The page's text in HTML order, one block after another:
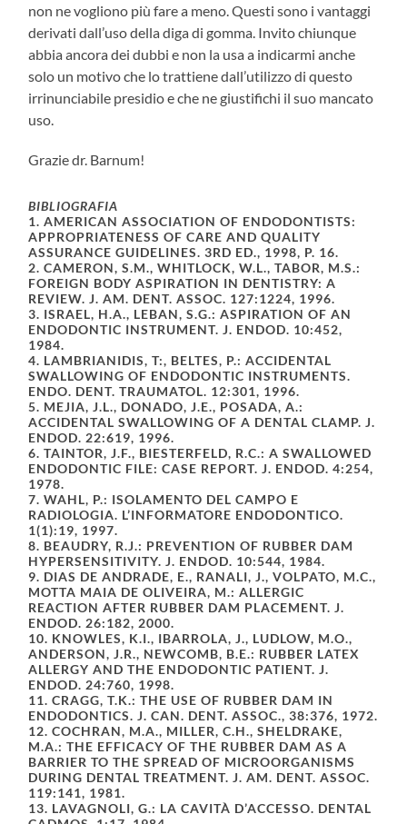
non ne vogliono più fare a meno. Questi sono i vantaggi
derivati dall’uso della diga di gomma. Invito chiunque
abbia ancora dei dubbi e non la usa a indicarmi anche
solo un motivo che lo trattiene dall’utilizzo di questo
irrinunciabile presidio e che ne giustifichi il suo mancato
uso.
Grazie dr. Barnum!
BIBLIOGRAFIA
1. AMERICAN ASSOCIATION OF ENDODONTISTS:
APPROPRIATENESS OF CARE AND QUALITY
ASSURANCE GUIDELINES. 3RD ED., 1998, P. 16.
2. CAMERON, S.M., WHITLOCK, W.L., TABOR, M.S.:
FOREIGN BODY ASPIRATION IN DENTISTRY: A
REVIEW. J. AM. DENT. ASSOC. 127:1224, 1996.
3. ISRAEL, H.A., LEBAN, S.G.: ASPIRATION OF AN
ENDODONTIC INSTRUMENT. J. ENDOD. 10:452,
1984.
4. LAMBRIANIDIS, T:, BELTES, P.: ACCIDENTAL
SWALLOWING OF ENDODONTIC INSTRUMENTS.
ENDO. DENT. TRAUMATOL. 12:301, 1996.
5. MEJIA, J.L., DONADO, J.E., POSADA, A.:
ACCIDENTAL SWALLOWING OF A DENTAL CLAMP. J.
ENDOD. 22:619, 1996.
6. TAINTOR, J.F., BIESTERFELD, R.C.: A SWALLOWED
ENDODONTIC FILE: CASE REPORT. J. ENDOD. 4:254,
1978.
7. WAHL, P.: ISOLAMENTO DEL CAMPO E
RADIOLOGIA. L’INFORMATORE ENDODONTICO.
1(1):19, 1997.
8. BEAUDRY, R.J.: PREVENTION OF RUBBER DAM
HYPERSENSITIVITY. J. ENDOD. 10:544, 1984.
9. DIAS DE ANDRADE, E., RANALI, J., VOLPATO, M.C.,
MOTTA MAIA DE OLIVEIRA, M.: ALLERGIC
REACTION AFTER RUBBER DAM PLACEMENT. J.
ENDOD. 26:182, 2000.
10. KNOWLES, K.I., IBARROLA, J., LUDLOW, M.O.,
ANDERSON, J.R., NEWCOMB, B.E.: RUBBER LATEX
ALLERGY AND THE ENDODONTIC PATIENT. J.
ENDOD. 24:760, 1998.
11. CRAGG, T.K.: THE USE OF RUBBER DAM IN
ENDODONTICS. J. CAN. DENT. ASSOC., 38:376, 1972.
12. COCHRAN, M.A., MILLER, C.H., SHELDRAKE,
M.A.: THE EFFICACY OF THE RUBBER DAM AS A
BARRIER TO THE SPREAD OF MICROORGANISMS
DURING DENTAL TREATMENT. J. AM. DENT. ASSOC.
119:141, 1981.
13. LAVAGNOLI, G.: LA CAVITÀ D’ACCESSO. DENTAL